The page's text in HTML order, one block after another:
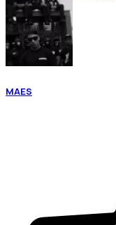
MAES